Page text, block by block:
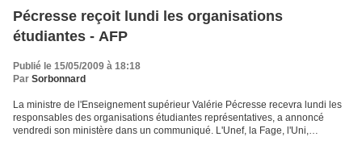
Pécresse reçoit lundi les organisations
étudiantes - AFP
Publié le 15/05/2009 à 18:18
Par Sorbonnard
La ministre de l'Enseignement supérieur Valérie Pécresse recevra lundi les
responsables des organisations étudiantes représentatives, a annoncé
vendredi son ministère dans un communiqué. L'Unef, la Fage, l'Uni,